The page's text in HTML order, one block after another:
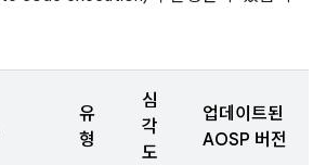
유
형
심
각
도
업데이트된
AOSP 버전